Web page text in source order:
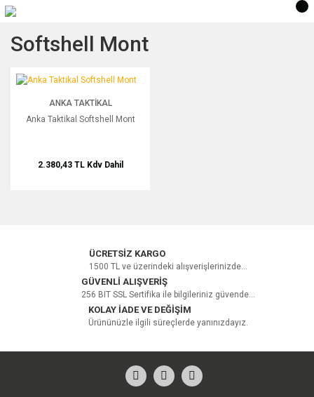
Softshell Mont
Anka Taktikal Softshell Mont
ANKA TAKTIKAL
Anka Taktikal Softshell Mont
2.380,43 TL Kdv Dahil
ÜCRETSİZ KARGO
1500 TL ve üzerindeki alışverişlerinizde...
GÜVENLİ ALIŞVERİŞ
256 BIT SSL Sertifika ile bilgileriniz güvende...
KOLAY İADE VE DEĞİŞİM
Ürününüzle ilgili süreçlerde yanınızdayız.